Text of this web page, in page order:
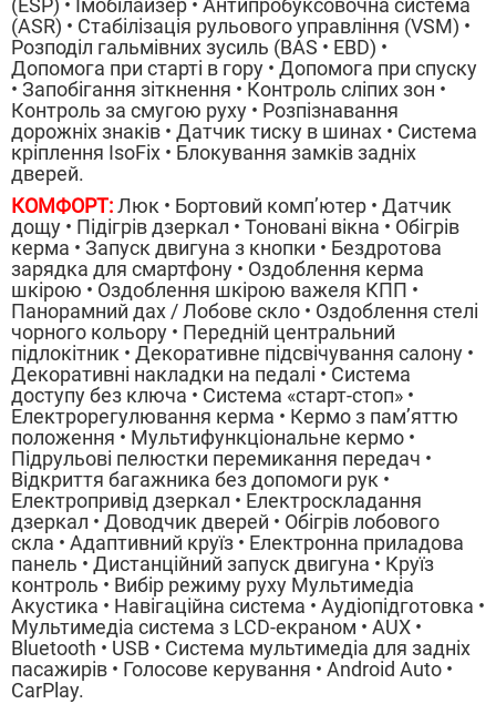
(ESP) • Імобілайзер • Антипробуксовочна система
(ASR) • Стабілізація рульового управління (VSM) •
Розподіл гальмівних зусиль (BAS • EBD) •
Допомога при старті в гору • Допомога при спуску
• Запобігання зіткнення • Контроль сліпих зон •
Контроль за смугою руху • Розпізнавання
дорожніх знаків • Датчик тиску в шинах • Система
кріплення IsoFix • Блокування замків задніх
дверей.
КОМФОРТ:Люк • Бортовий комп’ютер • Датчик
дощу • Підігрів дзеркал • Тоновані вікна • Обігрів
керма • Запуск двигуна з кнопки • Бездротова
зарядка для смартфону • Оздоблення керма
шкірою • Оздоблення шкірою важеля КПП •
Панорамний дах / Лобове скло • Оздоблення стелі
чорного кольору • Передній центральний
підлокітник • Декоративне підсвічування салону •
Декоративні накладки на педалі • Система
доступу без ключа • Система «старт-стоп» •
Електрорегулювання керма • Кермо з пам’яттю
положення • Мультифункціональне кермо •
Підрульові пелюстки перемикання передач •
Відкриття багажника без допомоги рук •
Електропривід дзеркал • Електроскладання
дзеркал • Доводчик дверей • Обігрів лобового
скла • Адаптивний круїз • Електронна приладова
панель • Дистанційний запуск двигуна • Круїз
контроль • Вибір режиму руху Мультимедіа
Акустика • Навігаційна система • Аудіопідготовка •
Мультимедіа система з LCD-екраном • AUX •
Bluetooth • USB • Система мультимедіа для задніх
пасажирів • Голосове керування • Android Auto •
CarPlay.